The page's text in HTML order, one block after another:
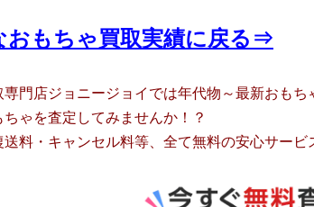
おもちゃ買取実績に戻る⇒
門店ジョニージョイでは年代物～最新おもち
ゃを査定してみませんか！？
料・キャンセル料等、全て無料の安心サービ